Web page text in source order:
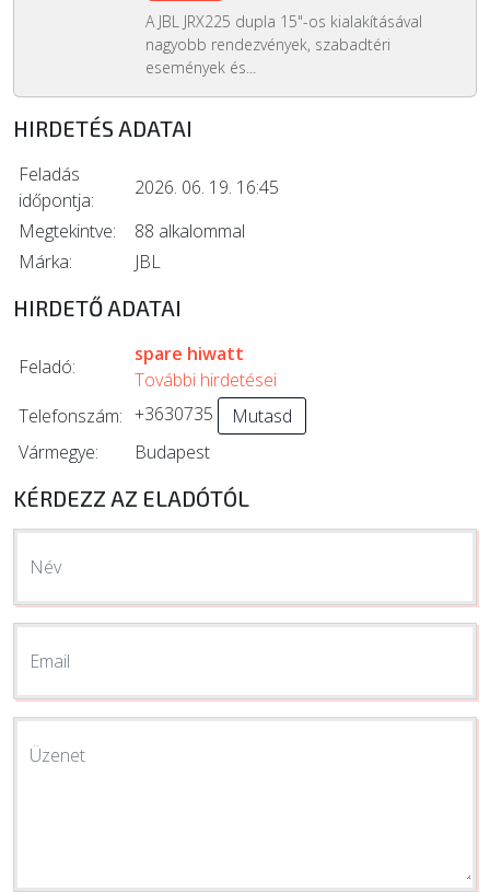
A JBL JRX225 dupla 15"-os kialakításával
nagyobb rendezvények, szabadtéri
események és...
HIRDETÉS ADATAI
Feladás
időpontja:
2026. 06. 19. 16:45
Megtekintve:
88 alkalommal
Márka:
JBL
HIRDETŐ ADATAI
Feladó:
spare hiwatt
További hirdetései
Telefonszám: +3630735
Mutasd
Vármegye:
Budapest
KÉRDEZZ AZ ELADÓTÓL
Név
Email
Üzenet